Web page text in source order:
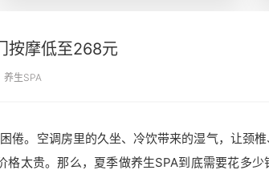
按摩低至268元
养生SPA
倦。空调房里的久坐、冷饮带来的湿气，让颈
格太贵。那么，夏季做养生SPA到底需要花多